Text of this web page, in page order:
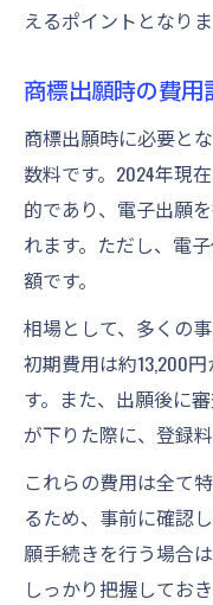
えるポイントとなりま
商標出願時の費
商標出願時に必要と
数料です。2024年現
的であり、電子出願
れます。ただし、電
額です。
相場として、多くの
初期費用は約13,200
す。また、出願後に
が下りた際に、登録
これらの費用は全て
るため、事前に確認
願手続きを行う場合
しっかり把握しておき